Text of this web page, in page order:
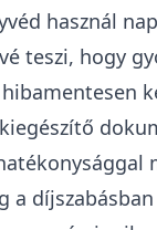
használ
teszi, hogy
a